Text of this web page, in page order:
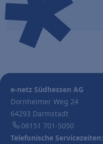
e-netz Südhessen AG
Dornheimer Weg 24
64293 Darmstadt
06151 701-5050
Telefonische Servicezeiten: